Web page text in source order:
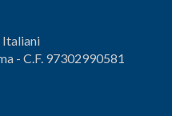
Italiani
- C.F. 97302990581